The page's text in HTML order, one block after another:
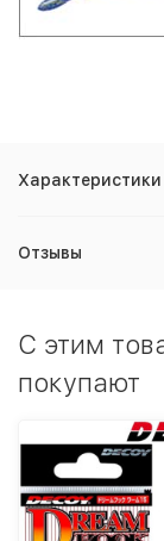
Характеристики
Отзывы
C этим
покупают